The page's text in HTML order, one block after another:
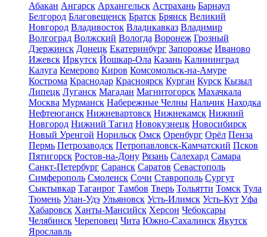
Абакан Ангарск Архангельск Астрахань Барнаул
Белгород Благовещенск Братск Брянск Великий
Новгород Владивосток Владикавказ Владимир
Волгоград Волжский Вологда Воронеж Грозный
Дзержинск Донецк Екатеринбург Запорожье Иваново
Ижевск Иркутск Йошкар-Ола Казань Калининград
Калуга Кемерово Киров Комсомольск-на-Амуре
Кострома Краснодар Красноярск Курган Курск Кызыл
Липецк Луганск Магадан Магнитогорск Махачкала
Москва Мурманск Набережные Челны Нальчик Находка
Нефтеюганск Нижневартовск Нижнекамск Нижний
Новгород Нижний Тагил Новокузнецк Новосибирск
Новый Уренгой Норильск Омск Оренбург Орёл Пенза
Пермь Петрозаводск Петропавловск-Камчатский Псков
Пятигорск Ростов-на-Дону Рязань Салехард Самара
Санкт-Петербург Саранск Саратов Севастополь
Симферополь Смоленск Сочи Ставрополь Сургут
Сыктывкар Таганрог Тамбов Тверь Тольятти Томск Тула
Тюмень Улан-Удэ Ульяновск Усть-Илимск Усть-Кут Уфа
Хабаровск Ханты-Мансийск Херсон Чебоксары
Челябинск Череповец Чита Южно-Сахалинск Якутск
Ярославль